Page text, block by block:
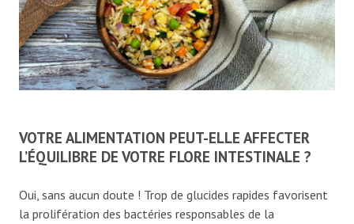
VOTRE ALIMENTATION PEUT-ELLE AFFECTER
L’ÉQUILIBRE DE VOTRE FLORE INTESTINALE ?
Oui, sans aucun doute ! Trop de glucides rapides favorisent
la prolifération des bactéries responsables de la